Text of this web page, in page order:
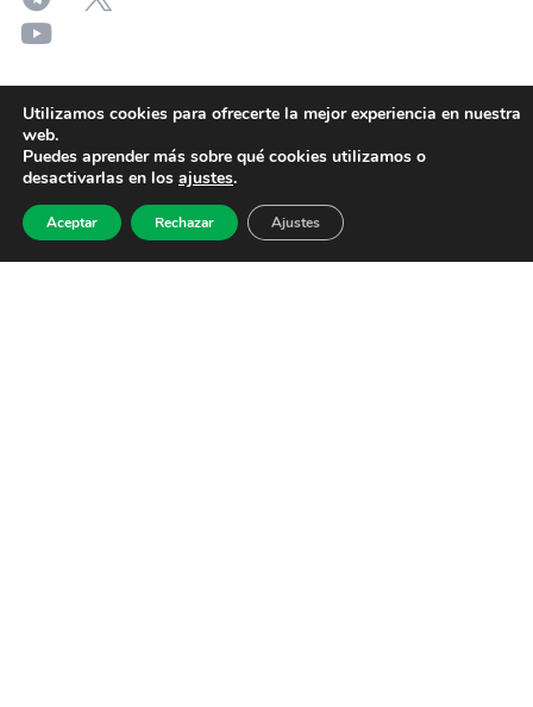
Utilizamos cookies para ofrecerte la mejor experiencia en nuestra
web.
Puedes aprender más sobre qué cookies utilizamos o
desactivarlas en los ajustes.
Aceptar Rechazar Ajustes